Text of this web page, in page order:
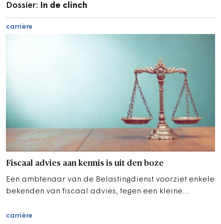
Dossier: In de clinch
carrière
Fiscaal advies aan kennis is uit den boze
Een ambtenaar van de Belastingdienst voorziet enkele
bekenden van fiscaal advies, tegen een kleine
carrière